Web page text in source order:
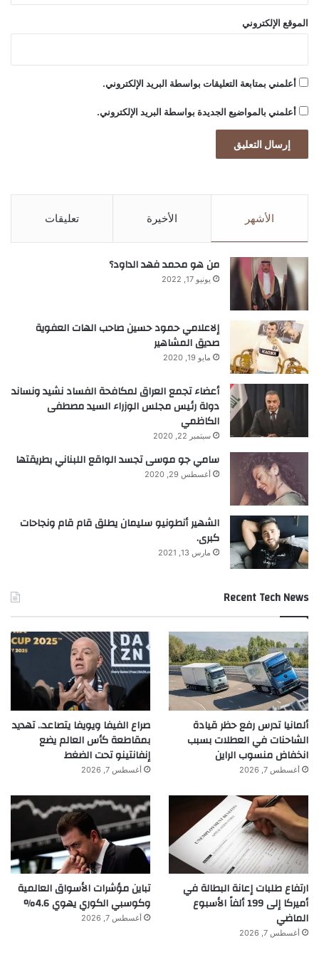
الموقع الإلكتروني
أعلمني بمتابعة التعليقات بواسطة البريد الإلكتروني.
أعلمني بالمواضيع الجديدة بواسطة البريد الإلكتروني.
الأشهر الأخيرة تعليقات
من هو محمد فهد الداود؟
يونيو 17, 2022
إلاعلامي حمود حسين صاحب الهات العفوية
صديق المشاهير
مايو 19, 2020
أعضاء تجمع العراق لمكافحة الفساد نشيد ونساند
دولة رئيس مجلس الوزراء السيد مصطفى
الكاظمي
سبتمبر 22, 2020
سامي جو موسى تجسد الواقع اللبناني بطريقتها
أغسطس 29, 2020
الشهير أنطونيو سليمان يطلق قام قام ونجاحات
كبرى.
مارس 13, 2021
Recent Tech News
ألمانيا تدرس رفع حظر قيادة
الشاحنات في العطلات بسبب
انخفاض منسوب الراين
أغسطس 7, 2026
صراع الفيفا ويويفا يتصاعد.. تهديد
بمقاطعة كأس العالم يضع
إنفانتينو تحت الضغط
أغسطس 7, 2026
ارتفاع طلبات إعانة البطالة في
أميركا إلى 199 ألفاً الأسبوع
الماضي
أغسطس 7, 2026
تباين مؤشرات الأسواق العالمية
وكوسبي الكوري يهوي 4.6%
أغسطس 7, 2026